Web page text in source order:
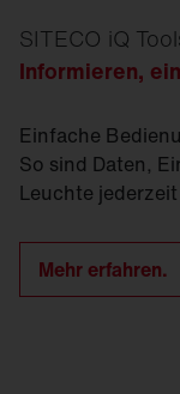
SITECO iQ
Informieren,
Einfache
So sind Daten,
Leuchte
Mehr erfahren.